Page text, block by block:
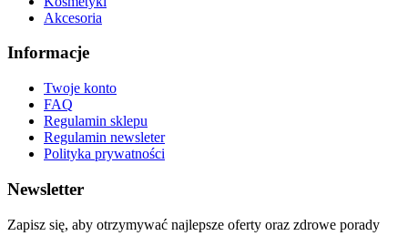
Akcesoria
Informacje
Twoje konto
FAQ
Regulamin sklepu
Regulamin newsleter
Polityka prywatności
Newsletter
Zapisz się, aby otrzymywać najlepsze oferty oraz zdrowe porady